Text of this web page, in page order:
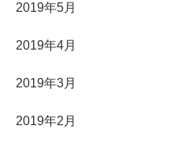
2019年5月
2019年4月
2019年3月
2019年2月